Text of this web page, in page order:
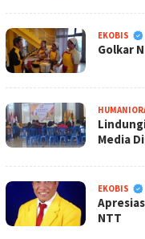
EKOBIS
Golkar
Media
EKOBIS
NTT